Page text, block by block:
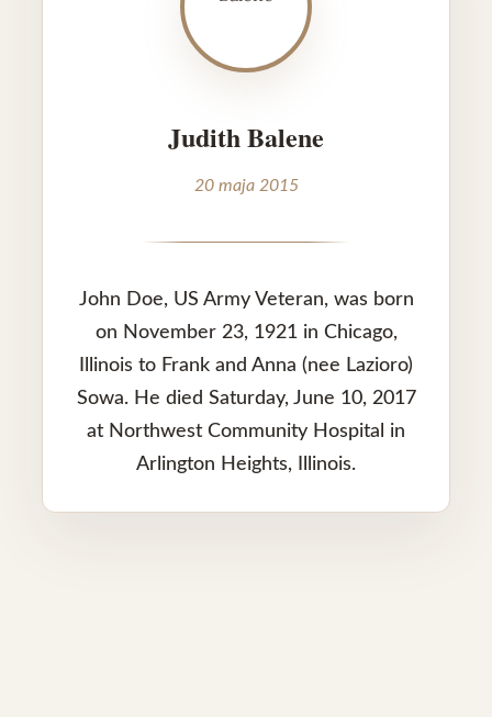
Judith Balene
20 maja 2015
John Doe, US Army Veteran, was born
on November 23, 1921 in Chicago,
Illinois to Frank and Anna (nee Lazioro)
Sowa. He died Saturday, June 10, 2017
at Northwest Community Hospital in
Arlington Heights, Illinois.